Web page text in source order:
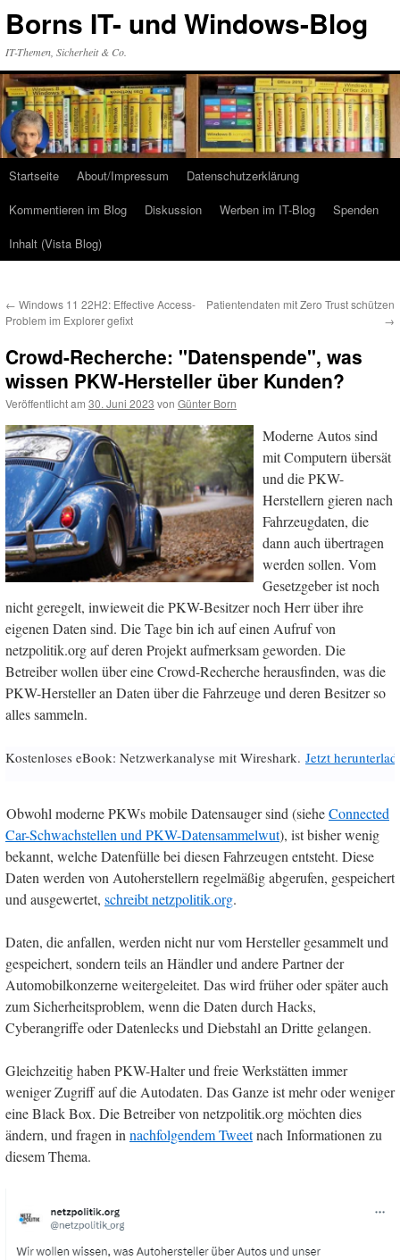
Inhalt
Borns IT- und Windows-Blog
IT-Themen, Sicherheit & Co.
Startseite About/Impressum
Datenschutzerklärung
Kommentieren im Blog
Diskussion Werben im IT-Blog
Spenden
Inhalt (Vista Blog)
← Windows 11 22H2: Effective Access-
Problem im Explorer gefixt
Patientendaten mit Zero Trust schützen
→
Crowd-Recherche: "Datenspende", was
wissen PKW-Hersteller über Kunden?
Veröffentlicht am 30. Juni 2023 von Günter Born
Moderne Autos sind
mit Computern übersät
und die PKW-
Herstellern gieren nach
Fahrzeugdaten, die
dann auch übertragen
werden sollen. Vom
Gesetzgeber ist noch
nicht geregelt, inwieweit die PKW-Besitzer noch Herr über ihre
eigenen Daten sind. Die Tage bin ich auf einen Aufruf von
netzpolitik.org auf deren Projekt aufmerksam geworden. Die
Betreiber wollen über eine Crowd-Recherche herausfinden, was die
PKW-Hersteller an Daten über die Fahrzeuge und deren Besitzer so
alles sammeln.
Kostenloses eBook: Netzwerkanalyse mit Wireshark. Jetzt
Obwohl moderne PKWs mobile Datensauger sind (sieheConnected
Car-Schwachstellen und PKW-Datensammelwut), ist bisher wenig
bekannt, welche Datenfülle bei diesen Fahrzeugen entsteht. Diese
Daten werden von Autoherstellern regelmäßig abgerufen, gespeichert
und ausgewertet, schreibt netzpolitik.org.
Daten, die anfallen, werden nicht nur vom Hersteller gesammelt und
gespeichert, sondern teils an Händler und andere Partner der
Automobilkonzerne weitergeleitet. Das wird früher oder später auch
zum Sicherheitsproblem, wenn die Daten durch Hacks,
Cyberangriffe oder Datenlecks und Diebstahl an Dritte gelangen.
Gleichzeitig haben PKW-Halter und freie Werkstätten immer
weniger Zugriff auf die Autodaten. Das Ganze ist mehr oder weniger
eine Black Box. Die Betreiber von netzpolitik.org möchten dies
ändern, und fragen innachfolgendem Tweetnach Informationen zu
diesem Thema.